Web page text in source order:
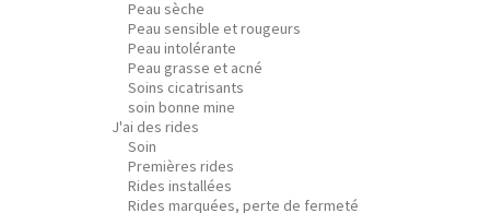
Peau sèche
Peau sensible et rougeurs
Peau intolérante
Peau grasse et acné
Soins cicatrisants
soin bonne mine
J'ai des rides
Soin
Premières rides
Rides installées
Rides marquées, perte de fermeté